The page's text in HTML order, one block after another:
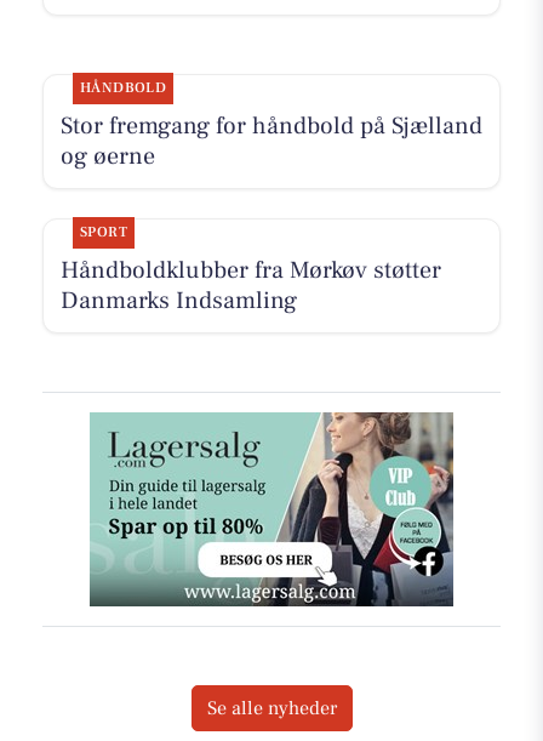
HÅNDBOLD
Stor fremgang for håndbold på Sjælland
og øerne
SPORT
Håndboldklubber fra Mørkøv støtter
Danmarks Indsamling
Se alle nyheder